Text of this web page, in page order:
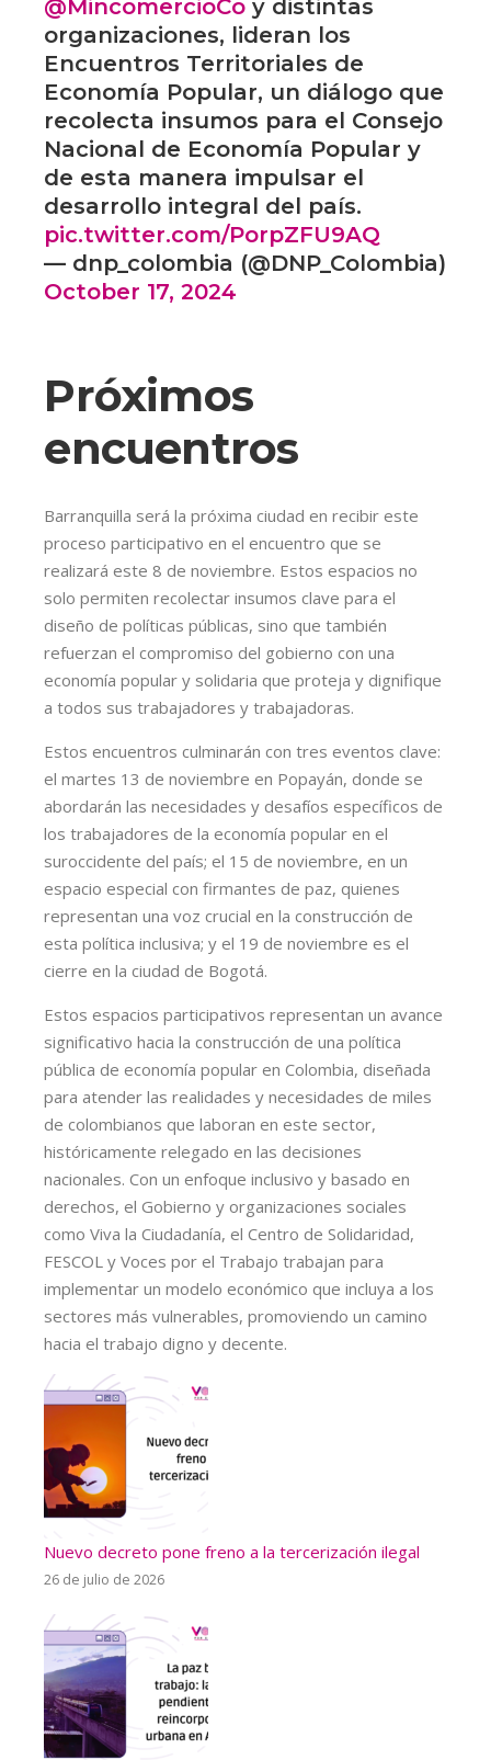
@MincomercioCo y distintas
organizaciones, lideran los
Encuentros Territoriales de
Economía Popular, un diálogo que
recolecta insumos para el Consejo
Nacional de Economía Popular y
de esta manera impulsar el
desarrollo integral del país.
pic.twitter.com/PorpZFU9AQ
— dnp_colombia (@DNP_Colombia)
October 17, 2024
Próximos
encuentros
Barranquilla será la próxima ciudad en recibir este
proceso participativo en el encuentro que se
realizará este 8 de noviembre. Estos espacios no
solo permiten recolectar insumos clave para el
diseño de políticas públicas, sino que también
refuerzan el compromiso del gobierno con una
economía popular y solidaria que proteja y dignifique
a todos sus trabajadores y trabajadoras.
Estos encuentros culminarán con tres eventos clave:
el martes 13 de noviembre en Popayán, donde se
abordarán las necesidades y desafíos específicos de
los trabajadores de la economía popular en el
suroccidente del país; el 15 de noviembre, en un
espacio especial con firmantes de paz, quienes
representan una voz crucial en la construcción de
esta política inclusiva; y el 19 de noviembre es el
cierre en la ciudad de Bogotá.
Estos espacios participativos representan un avance
significativo hacia la construcción de una política
pública de economía popular en Colombia, diseñada
para atender las realidades y necesidades de miles
de colombianos que laboran en este sector,
históricamente relegado en las decisiones
nacionales. Con un enfoque inclusivo y basado en
derechos, el Gobierno y organizaciones sociales
como Viva la Ciudadanía, el Centro de Solidaridad,
FESCOL y Voces por el Trabajo trabajan para
implementar un modelo económico que incluya a los
sectores más vulnerables, promoviendo un camino
hacia el trabajo digno y decente.
Nuevo decreto pone freno a la tercerización ilegal
26 de julio de 2026